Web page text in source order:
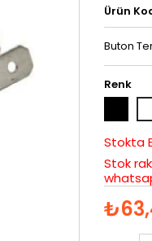
Ürün
Buton
Renk
Stokta
Stok